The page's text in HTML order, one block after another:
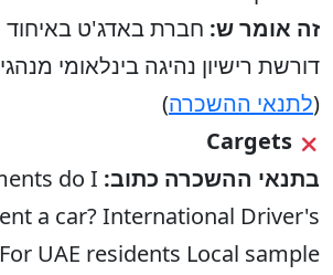
זה אומר ש: חברת באדג'ט באיחוד
דורשת רישיון נהיגה בינלאומי
(לתנאי ההשכרה)
Cargets
בתנאי ההשכרה כתוב: do I
a car? International Driver's
UAE residents Local sample